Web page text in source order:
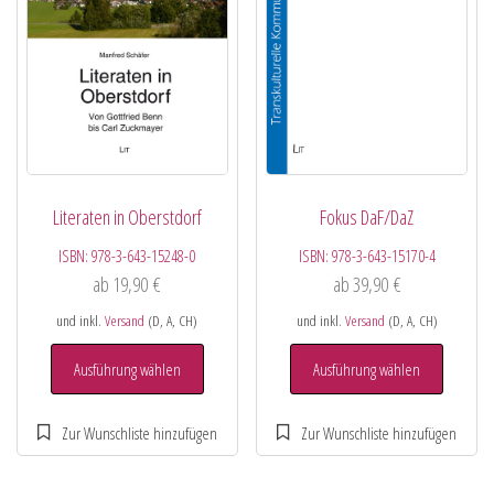
Literaten in Oberstdorf
ISBN:978-3-643-15248-0
ab 19,90€
und inkl.Versand (D, A, CH)
Ausführung wählen
Fokus DaF/DaZ
ISBN: 978-3-643-15170-4
ab39,90 €
und inkl. Versand (D, A, CH)
Ausführung wählen